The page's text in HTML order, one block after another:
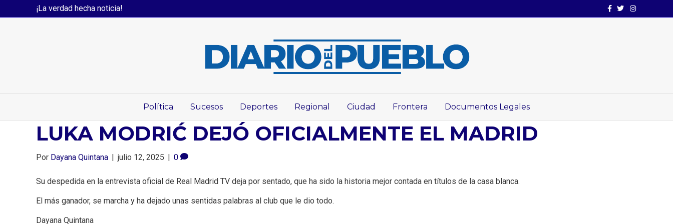
¡La verdad hecha noticia! Facebook
TwitterInstagram
Política Sucesos Deportes Regional Ciudad Frontera Documentos Legales
LUKA MODRIĆ DEJÓ OFICIALMENTE EL MADRID
Por Dayana Quintana | julio 12, 2025 | 0
Su despedida en la entrevista oficial de Real Madrid TV deja por sentado, que ha sido la historia mejor contada en títulos de la casa blanca.
El más ganador, se marcha y ha dejado unas sentidas palabras al club que le dio todo.
Dayana Quintana